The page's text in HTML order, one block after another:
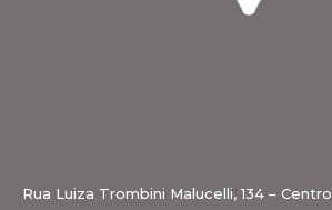
Rua Luiza Trombini Malucelli, 134 – Centro